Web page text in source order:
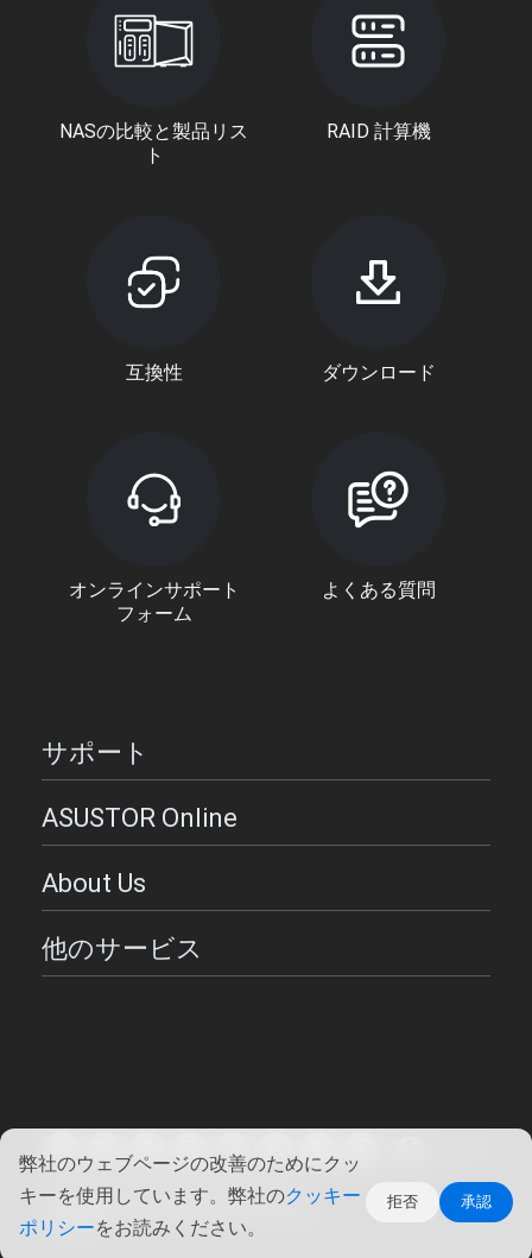
弊社のウェブページの改善のためにクッ
キーを使用しています。弊社のクッキー
ポリシーをお読みください。
拒否 承認
NASの比較と製品リス
ト
RAID 計算機
互換性 ダウンロード
オンラインサポート
フォーム
よくある質問
サポート
ASUSTOR Online
About Us
他のサービス
Copyright ©2026 ASUSTOR Inc.
使用条件 | プライバシー・ポリシー